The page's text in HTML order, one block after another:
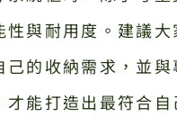
性與耐用度。建議大
己的收納需求，並與
才能打造出最符合自